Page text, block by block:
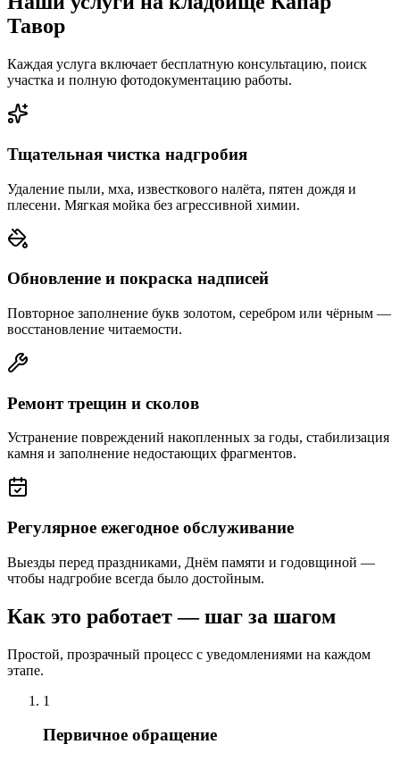
Тавор
Каждая услуга включает бесплатную консультацию, поиск
участка и полную фотодокументацию работы.
Тщательная чистка надгробия
Удаление пыли, мха, известкового налёта, пятен дождя и
плесени. Мягкая мойка без агрессивной химии.
Обновление и покраска надписей
Повторное заполнение букв золотом, серебром или чёрным —
восстановление читаемости.
Ремонт трещин и сколов
Устранение повреждений накопленных за годы, стабилизация
камня и заполнение недостающих фрагментов.
Регулярное ежегодное обслуживание
Выезды перед праздниками, Днём памяти и годовщиной —
чтобы надгробие всегда было достойным.
Как это работает — шаг за шагом
Простой, прозрачный процесс с уведомлениями на каждом
этапе.
1
Первичное обращение